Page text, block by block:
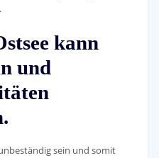
kann
und
sein und somit